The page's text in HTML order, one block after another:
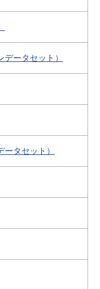
ータセット）
タセット）